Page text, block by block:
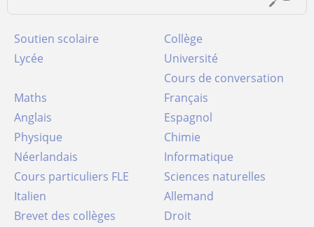
Soutien scolaire
Collège
Lycée
Université
Cours de conversation
Maths
Français
Anglais
Espagnol
Physique
Chimie
Néerlandais
Informatique
Cours particuliers FLE
Sciences naturelles
Italien
Allemand
Brevet des collèges
Droit